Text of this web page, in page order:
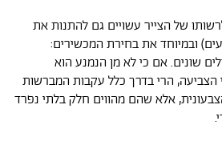
של הצייר עשויים גם להתנות את
ובמיוחד את בחירת המכשירים:
שונים. אם כי לא מן הנמנע הוא
הצביעה, הרי בדרך כלל עקבות המברשות
אלא שהם מהווים חלק בלתי נפרד